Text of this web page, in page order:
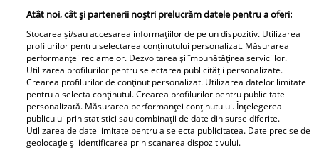
Atât noi, cât și partenerii noștri prelucrăm datele pentru a oferi:
Stocarea și/sau accesarea informațiilor de pe un dispozitiv. Utilizarea
profilurilor pentru selectarea conținutului personalizat. Măsurarea
performanței reclamelor. Dezvoltarea și îmbunătățirea serviciilor.
Utilizarea profilurilor pentru selectarea publicității personalizate.
Crearea profilurilor de conținut personalizat. Utilizarea datelor limitate
pentru a selecta conținutul. Crearea profilurilor pentru publicitate
personalizată. Măsurarea performanței conținutului. Înțelegerea
publicului prin statistici sau combinații de date din surse diferite.
Utilizarea de date limitate pentru a selecta publicitatea. Date precise de
geolocație și identificarea prin scanarea dispozitivului.